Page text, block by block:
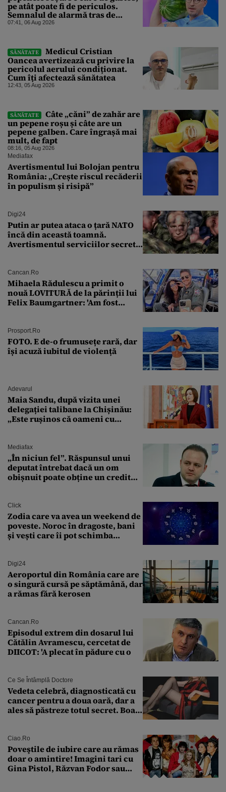
pe atât poate fi de periculos.
Semnalul de alarmă tras de
doctorul Mihail Pautov
07:41, 06 Aug 2026
SĂNĂTATE
Medicul Cristian
Oancea avertizează cu privire la
pericolul aerului condiționat.
Cum îți afectează sănătatea
12:43, 05 Aug 2026
SĂNĂTATE
Câte „căni” de zahăr are
un pepene roșu și câte are un
pepene galben. Care îngrașă mai
mult, de fapt
08:16, 05 Aug 2026
Mediafax
Avertismentul lui Bolojan pentru
România: „Crește riscul recăderii
în populism și risipă”
Digi24
Putin ar putea ataca o țară NATO
încă din această toamnă.
Avertismentul serviciilor secrete
Cancan.ro
Mihaela Rădulescu a primit o
nouă LOVITURĂ de la părinții lui
Felix Baumgartner: 'Am fost
Prosport.ro
FOTO. E de-o frumusețe rară, dar
își acuză iubitul de violență
Adevarul
Maia Sandu, după vizita unei
delegației talibane la Chișinău:
„Este rușinos că oameni cu
Mediafax
„În niciun fel”. Răspunsul unui
deputat întrebat dacă un om
obișnuit poate obține un credit
Click
Zodia care va avea un weekend de
poveste. Noroc în dragoste, bani
și vești care îi pot schimba
Digi24
Aeroportul din România care are
o singură cursă pe săptămână, dar
a rămas fără kerosen
Cancan.ro
Episodul extrem din dosarul lui
Cătălin Avramescu, cercetat de
DIICOT: 'A plecat în pădure cu o
Ce Se Întâmplă Doctore
Vedeta celebră, diagnosticată cu
cancer pentru a doua oară, dar a
ales să păstreze totul secret. Boala
Ciao.ro
Poveştile de iubire care au rămas
doar o amintire! Imagini tari cu
Gina Pistol, Răzvan Fodor sau